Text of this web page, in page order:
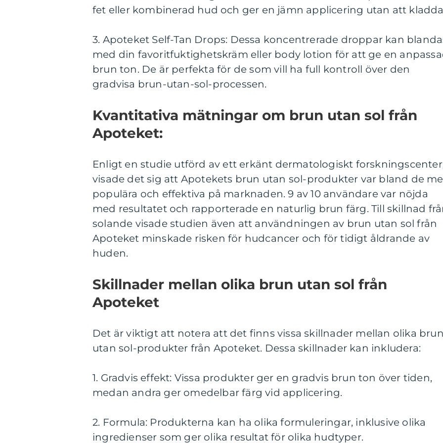
fet eller kombinerad hud och ger en jämn applicering utan att
3. Apoteket Self-Tan Drops: Dessa koncentrerade droppar kan
med din favoritfuktighetskräm eller body lotion för att ge en
brun ton. De är perfekta för de som vill ha full kontroll över den
gradvisa brun-utan-sol-processen.
Kvantitativa mätningar om brun utan sol från
Apoteket:
Enligt en studie utförd av ett erkänt dermatologiskt
visade det sig att Apotekets brun utan sol-produkter var bland de
populära och effektiva på marknaden. 9 av 10 användare var nöjda
med resultatet och rapporterade en naturlig brun färg. Till skillnad
solande visade studien även att användningen av brun utan sol från
Apoteket minskade risken för hudcancer och för tidigt åldrande av
huden.
Skillnader mellan olika brun utan sol från
Apoteket
Det är viktigt att notera att det finns vissa skillnader mellan olika brun
utan sol-produkter från Apoteket. Dessa skillnader kan inkludera:
1. Gradvis effekt: Vissa produkter ger en gradvis brun ton över tiden,
medan andra ger omedelbar färg vid applicering.
2. Formula: Produkterna kan ha olika formuleringar, inklusive olika
ingredienser som ger olika resultat för olika hudtyper.